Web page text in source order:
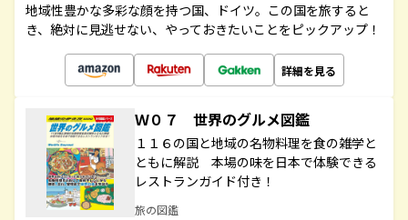
地域性豊かな多彩な顔を持つ国、ドイツ。この国を旅すると
き、絶対に見逃せない、やっておきたいことをピックアップ！
詳細を見る
Ｗ０７ 世界のグルメ図鑑
１１６の国と地域の名物料理を食の雑学と
ともに解説 本場の味を日本で体験できる
レストランガイド付き！
旅の図鑑